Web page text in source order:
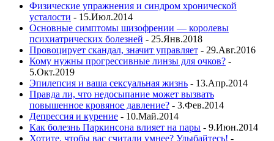
Физические упражнения и синдром хронической
усталости - 15.Июл.2014
Основные симптомы шизофрении — королевы
психиатрических болезней - 25.Янв.2018
Провоцирует скандал, значит управляет - 29.Авг.2016
Кому нужны прогрессивные линзы для очков? -
5.Окт.2019
Эпилепсия и ваша сексуальная жизнь - 13.Апр.2014
Правда ли, что недосыпание может вызвать
повышенное кровяное давление? - 3.Фев.2014
Депрессия и курение - 10.Май.2014
Как болезнь Паркинсона влияет на пары - 9.Июн.2014
Хотите, чтобы вас считали умнее? Улыбайтесь! -